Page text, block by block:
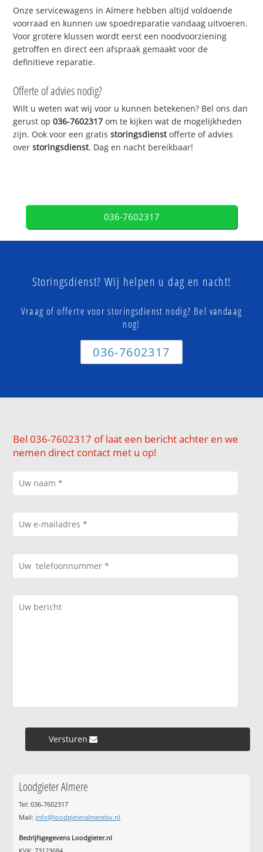
Onze servicewagens in Almere hebben altijd voldoende
voorraad en kunnen uw spoedreparatie vandaag uitvoeren.
Voor grotere klussen wordt eerst een noodvoorziening
getroffen en direct een afspraak gemaakt voor de
definitieve reparatie.
Offerte of advies nodig?
Wilt u weten wat wij voor u kunnen betekenen? Bel ons dan
gerust op036-7602317 om te kijken wat de mogelijkheden
zijn. Ook voor een gratisstoringsdienstofferte of advies
overstoringsdienst. Dag en nacht bereikbaar!
036-7602317
Storingsdienst? Wij helpen u dag en nacht!
Vraag of offerte voor storingsdienst nodig? Bel vandaag
nog!
036-7602317
Bel 036-7602317 of laat een bericht achter en we
nemen direct contact met u op!
Versturen »
Loodgieter Almere
Tel: 036-7602317
Mail: info@loodgieteralmerebv.nl
Bedrijfsgegevens Loodgieter.nl